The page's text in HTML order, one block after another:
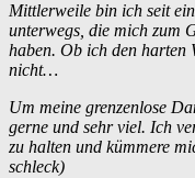
Mittlerweile bin ich seit
unterwegs, die mich zum
haben. Ob ich den harten
nicht…
Um meine grenzenlose
gerne und sehr viel. Ich
zu halten und kümmere
schleck)